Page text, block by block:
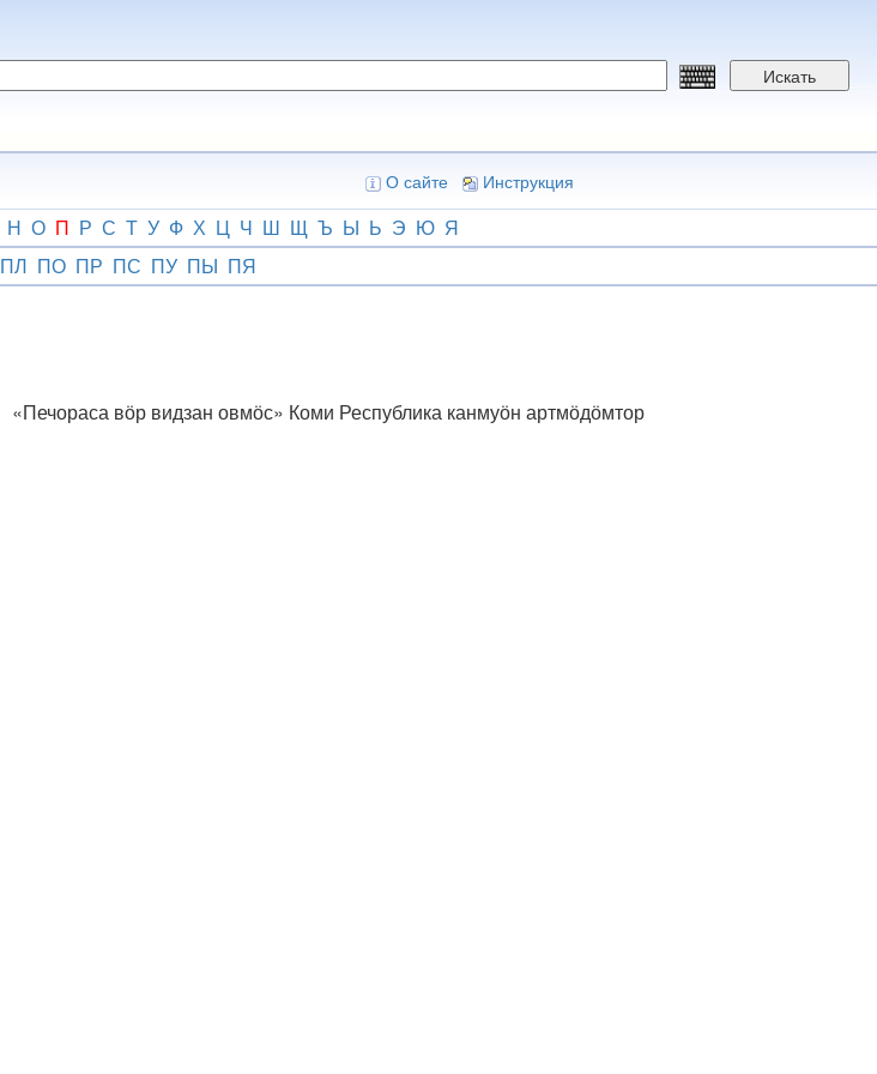
Искать
О сайте Инструкция
Н О П Р С Т У Ф Х Ц Ч Ш Щ Ъ Ы Ь Э Ю Я
ПЛ ПО ПР ПС ПУ ПЫ ПЯ
«Печораса вӧр видзан овмӧс» Коми Республика канмуӧн артмӧдӧмтор